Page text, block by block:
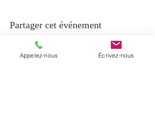
Partager cet événement
Appelez-nous Écrivez-nous